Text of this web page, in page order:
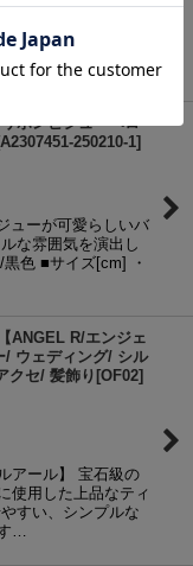
ラーが今っぽいバレ
すいアイテムで
イズ[cm] ・Fサイ
ボンビジューベロ
A2307451-250210-1]
ューが可愛らしいバ
な雰囲気を演出し
色 ■サイズ[cm] ・
ANGEL R/エンジェ
/ ウェディング/ シル
クセ/ 髪飾り[OF02]
アール】 宝石級の
使用した上品なティ
すい、シンプルな
…